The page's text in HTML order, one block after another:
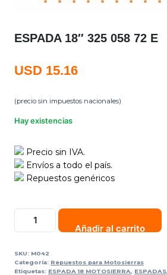
ESPADA 18″ 325 058 72 E
USD 15.16
(precio sin impuestos nacionales)
Hay existencias
Precio sin IVA.
Envíos a todo el país.
Repuestos genéricos
Añadir al carrito
SKU: M042
Categoría: Repuestos para Motosierras
Etiquetas: ESPADA 18 MOTOSIERRA ESPADAS